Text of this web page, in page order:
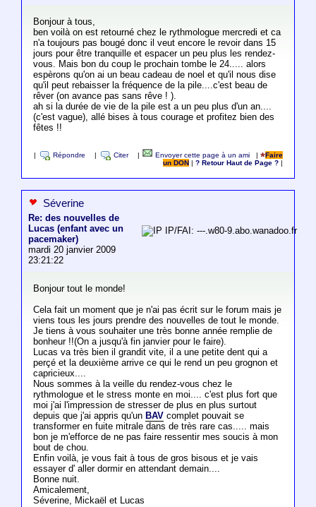
Bonjour à tous,
ben voilà on est retourné chez le rythmologue mercredi et ca
n'a toujours pas bougé donc il veut encore le revoir dans 15
jours pour être tranquille et espacer un peu plus les rendez-
vous. Mais bon du coup le prochain tombe le 24..... alors
espèrons qu'on ai un beau cadeau de noel et qu'il nous dise
qu'il peut rebaisser la fréquence de la pile....c'est beau de
rêver (on avance pas sans rêve ! ).
ah si la durée de vie de la pile est a un peu plus d'un an....
(c'est vague), allé bises à tous courage et profitez bien des
fêtes !!
Répondre Citer Envoyer cette page à un ami |
Faire
un DON
|? Retour Haut de Page ?
Séverine
Re: des nouvelles de
Lucas (enfant avec un
pacemaker)
mardi 20 janvier 2009
23:21:22
IP/FAI: ---.w80-9.abo.wanadoo.fr
Bonjour tout le monde!
Cela fait un moment que je n'ai pas écrit sur le forum mais je
viens tous les jours prendre des nouvelles de tout le monde.
Je tiens à vous souhaiter une très bonne année remplie de
bonheur !!(On a jusqu'à fin janvier pour le faire).
Lucas va très bien il grandit vite, il a une petite dent qui a
perçé et la deuxième arrive ce qui le rend un peu grognon et
capricieux....
Nous sommes à la veille du rendez-vous chez le
rythmologue et le stress monte en moi.... c'est plus fort que
moi j'ai l'impression de stresser de plus en plus surtout
depuis que j'ai appris qu'un BAVcomplet pouvait se
transformer en fuite mitrale dans de très rare cas..... mais
bon je m'efforce de ne pas faire ressentir mes soucis à mon
bout de chou.
Enfin voilà, je vous fait à tous de gros bisous et je vais
essayer d' aller dormir en attendant demain....
Bonne nuit.
Amicalement,
Séverine, Mickaël et Lucas